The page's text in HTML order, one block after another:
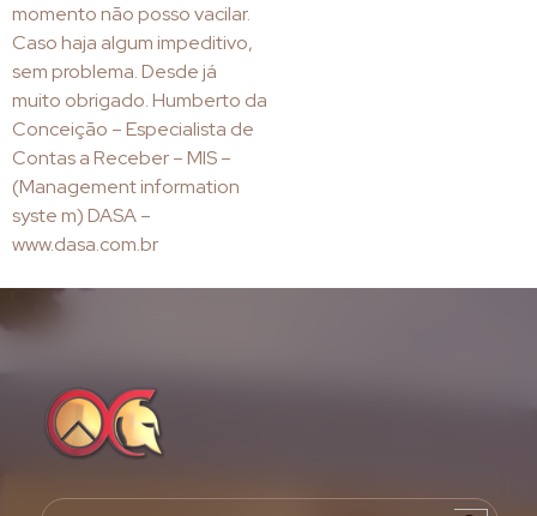
momento não posso vacilar.
Caso haja algum impeditivo,
sem problema. Desde já
muito obrigado. Humberto da
Conceição – Especialista de
Contas a Receber – MIS –
(Management information
syste m) DASA –
www.dasa.com.br